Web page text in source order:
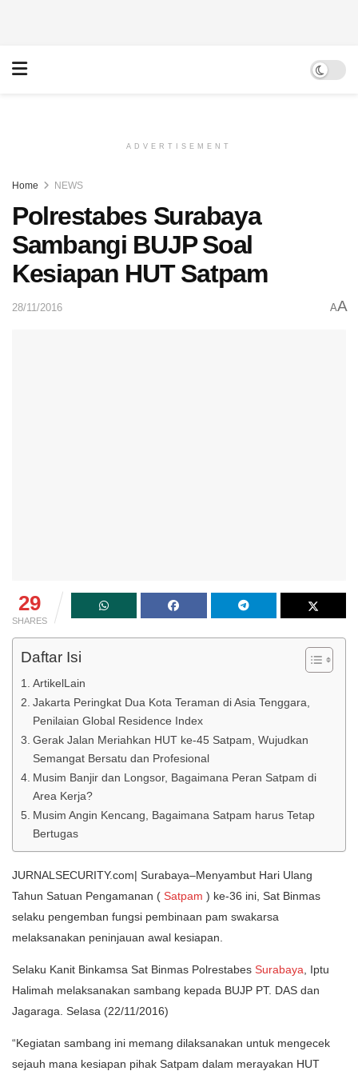
ADVERTISEMENT
Home NEWS
Polrestabes Surabaya
Sambangi BUJP Soal
Kesiapan HUT Satpam
28/11/2016 AA
29
SHARES
Daftar Isi
ArtikelLain
Jakarta Peringkat Dua Kota Teraman di Asia Tenggara,
Penilaian Global Residence Index
Gerak Jalan Meriahkan HUT ke-45 Satpam, Wujudkan
Semangat Bersatu dan Profesional
Musim Banjir dan Longsor, Bagaimana Peran Satpam di
Area Kerja?
Musim Angin Kencang, Bagaimana Satpam harus Tetap
Bertugas
JURNALSECURITY.com| Surabaya–Menyambut Hari Ulang
Tahun Satuan Pengamanan ( Satpam ) ke-36 ini, Sat Binmas
selaku pengemban fungsi pembinaan pam swakarsa
melaksanakan peninjauan awal kesiapan.
Selaku Kanit Binkamsa Sat Binmas Polrestabes Surabaya , Iptu
Halimah melaksanakan sambang kepada BUJP PT. DAS dan
Jagaraga. Selasa (22/11/2016)
“Kegiatan sambang ini memang dilaksanakan untuk mengecek
sejauh mana kesiapan pihak Satpam dalam merayakan HUT